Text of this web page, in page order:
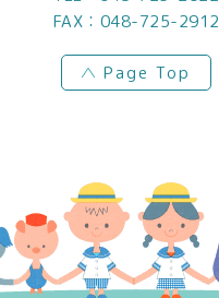
FAX：048-725-2912
Page Top